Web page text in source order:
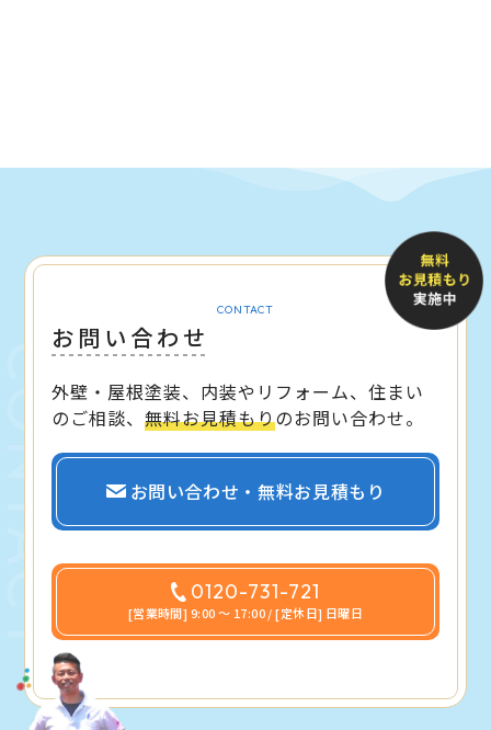
CONTACT
お問い合わせ
外壁・屋根塗装、内装やリフォーム、住まい
のご相談、無料お見積もりのお問い合わせ。
お問い合わせ・無料お見積もり
0120-731-721
[営業時間] 9:00 〜 17:00 / [定休日] 日曜日